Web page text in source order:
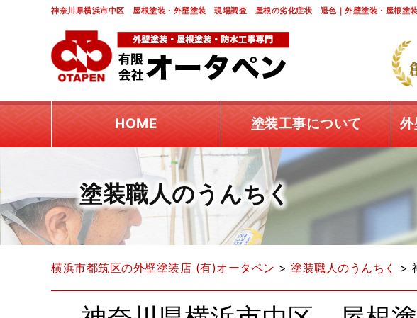
神奈川県横浜市中区 屋根塗装・外壁塗装 現場調査 屋根の劣化症状 退色｜外壁塗装・屋根塗
HOME 塗装工事について 外
塗装職人のうんちく
横浜市都筑区の外壁塗装店 (有)オータペン > 塗装職人のうんちく >